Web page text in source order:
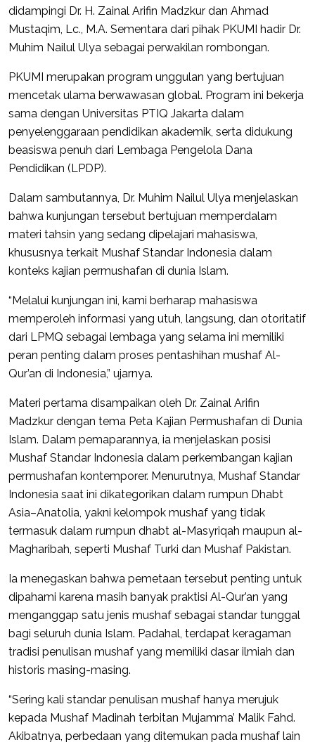
didampingi Dr. H. Zainal Arifin Madzkur dan Ahmad
Mustaqim, Lc., M.A. Sementara dari pihak PKUMI hadir Dr.
Muhim Nailul Ulya sebagai perwakilan rombongan.
PKUMI merupakan program unggulan yang bertujuan
mencetak ulama berwawasan global. Program ini bekerja
sama dengan Universitas PTIQ Jakarta dalam
penyelenggaraan pendidikan akademik, serta didukung
beasiswa penuh dari Lembaga Pengelola Dana
Pendidikan (LPDP).
Dalam sambutannya, Dr. Muhim Nailul Ulya menjelaskan
bahwa kunjungan tersebut bertujuan memperdalam
materi tahsin yang sedang dipelajari mahasiswa,
khususnya terkait Mushaf Standar Indonesia dalam
konteks kajian permushafan di dunia Islam.
“Melalui kunjungan ini, kami berharap mahasiswa
memperoleh informasi yang utuh, langsung, dan otoritatif
dari LPMQ sebagai lembaga yang selama ini memiliki
peran penting dalam proses pentashihan mushaf Al-
Qur’an di Indonesia,” ujarnya.
Materi pertama disampaikan oleh Dr. Zainal Arifin
Madzkur dengan tema Peta Kajian Permushafan di Dunia
Islam. Dalam pemaparannya, ia menjelaskan posisi
Mushaf Standar Indonesia dalam perkembangan kajian
permushafan kontemporer. Menurutnya, Mushaf Standar
Indonesia saat ini dikategorikan dalam rumpun Dhabt
Asia–Anatolia, yakni kelompok mushaf yang tidak
termasuk dalam rumpun dhabt al-Masyriqah maupun al-
Magharibah, seperti Mushaf Turki dan Mushaf Pakistan.
Ia menegaskan bahwa pemetaan tersebut penting untuk
dipahami karena masih banyak praktisi Al-Qur’an yang
menganggap satu jenis mushaf sebagai standar tunggal
bagi seluruh dunia Islam. Padahal, terdapat keragaman
tradisi penulisan mushaf yang memiliki dasar ilmiah dan
historis masing-masing.
“Sering kali standar penulisan mushaf hanya merujuk
kepada Mushaf Madinah terbitan Mujamma’ Malik Fahd.
Akibatnya, perbedaan yang ditemukan pada mushaf lain